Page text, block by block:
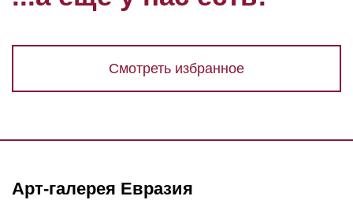
Смотреть избранное
Арт-галерея Евразия